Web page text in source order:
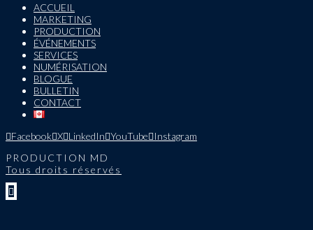
ACCUEIL
MARKETING
PRODUCTION
ÉVÉNEMENTS
SERVICES
NUMÉRISATION
BLOGUE
BULLETIN
CONTACT
Facebook X LinkedIn YouTube
Instagram
PRODUCTION MD
Tous droits réservés